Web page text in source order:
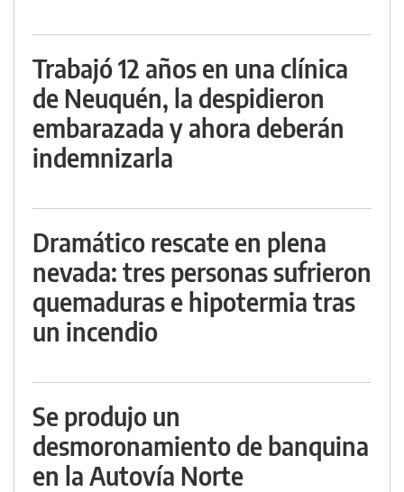
Trabajó 12 años en una clínica
de Neuquén, la despidieron
embarazada y ahora deberán
indemnizarla
Dramático rescate en plena
nevada: tres personas sufrieron
quemaduras e hipotermia tras
un incendio
Se produjo un
desmoronamiento de banquina
en la Autovía Norte